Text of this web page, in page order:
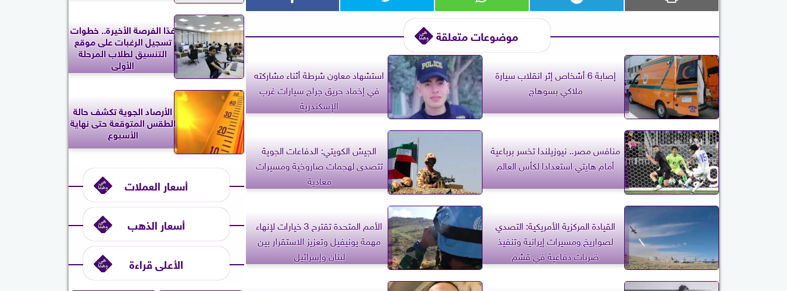
موضوعات متعلقة
إصابة 6 أشخاص إثر انقلاب سيارة
ملاكي بسوهاج
استشهاد معاون شرطة أثناء مشاركته
في إخماد حريق جراج سيارات غرب
الإسكندرية
منافس مصر.. نيوزيلندا تخسر برباعية
أمام هايتي استعدادا لكأس العالم
الجيش الكويتي: الدفاعات الجوية
تتصدى لهجمات صاروخية ومسيرات
معادية
القيادة المركزية الأمريكية: التصدي
لصواريخ ومسيرات إيرانية وتنفيذ
ضربات دفاعية في قشم
الأمم المتحدة تقترح 3 خيارات لإنهاء
مهمة يونيفيل وتعزيز الاستقرار بين
لبنان وإسرائيل
غدًا الفرصة الأخيرة.. خطوات
تسجيل الرغبات على موقع
التنسيق لطلاب المرحلة
الأولى
الأرصاد الجوية تكشف حالة
الطقس المتوقعة حتى نهاية
الأسبوع
أسعار العملات
أسعار الذهب
الأعلى قراءة